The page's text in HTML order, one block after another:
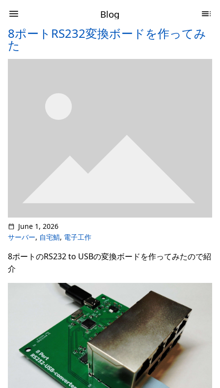
Blog
8ポートRS232変換ボードを作ってみ
た
June 1, 2026
サーバー, 自宅鯖, 電子工作
8ポートのRS232 to USBの変換ボードを作ってみたので紹
介